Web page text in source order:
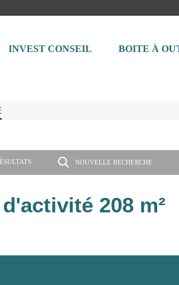
INVEST CONSEIL BOITE À
NOUVELLE RECHERCHE
208 m²